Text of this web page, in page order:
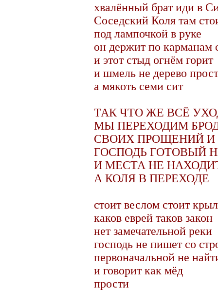
хвалённый брат иди в
Соседский Коля там
под лампочкой в руке
он держит по карманам
и этот стыд огнём горит
и шмель не дерево
а мякоть семи сит
ТАК ЧТО ЖЕ ВСЁ
МЫ ПЕРЕХОДИМ
СВОИХ ПРОЩЕНИЙ
ГОСПОДЬ ГОТОВЫЙ
И МЕСТА НЕ
А КОЛЯ В ПЕРЕХОДЕ
стоит веслом стоит
каков еврей таков закон
нет замечательной реки
господь не пишет со
первоначальной не
и говорит как мёд
прости